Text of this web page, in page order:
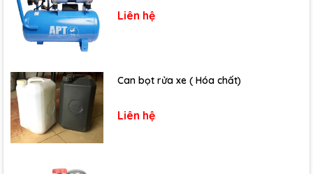
Liên hệ
Can bọt rửa xe ( Hóa chất)
Liên hệ